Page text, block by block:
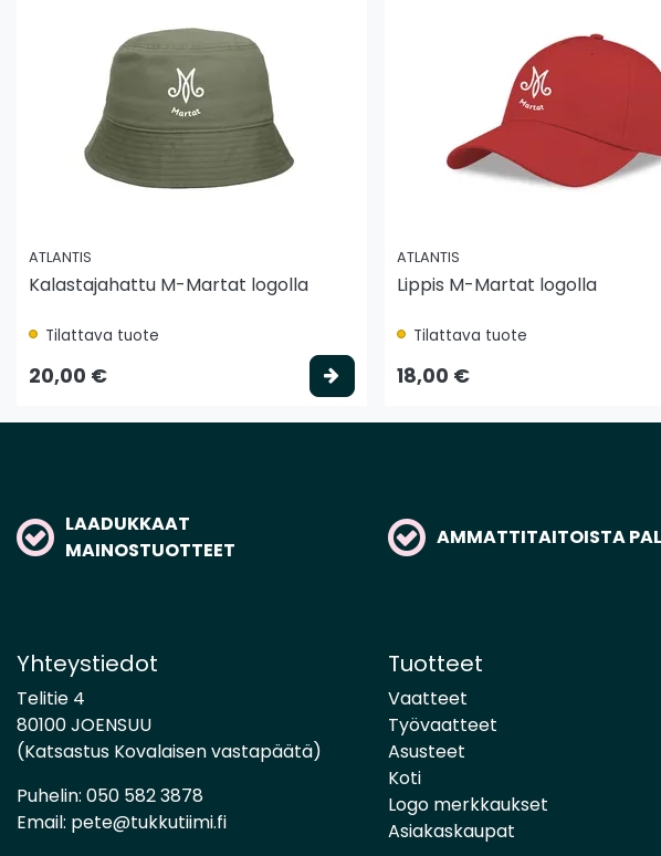
ATLANTIS
Kalastajahattu M-Martat logolla
Tilattava tuote
20,00 € Valitse vaihtoehto
ATLANTIS
Lippis M-Martat logolla
Tilattava tuote
18,00 €
LAADUKKAAT
MAINOSTUOTTEET
AMMATTITAITOISTA
Yhteystiedot
Telitie 4
80100 JOENSUU
(Katsastus Kovalaisen vastapäätä)
Puhelin: 050 582 3878
Email: pete@tukkutiimi.fi
Tuotteet
Vaatteet
Työvaatteet
Asusteet
Koti
Logo merkkaukset
Asiakaskaupat